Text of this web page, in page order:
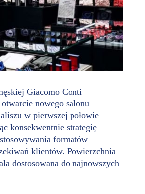
Giacomo Conti
nowego salonu
w pierwszej połowie
konsekwentnie strategię
formatów
klientów. Powierzchnia
dostosowana do najnowszych